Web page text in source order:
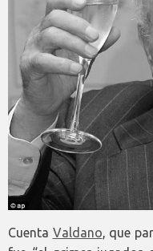
Cuenta Valdano, que